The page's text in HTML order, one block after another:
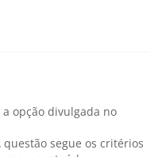
opção divulgada no
segue os critérios